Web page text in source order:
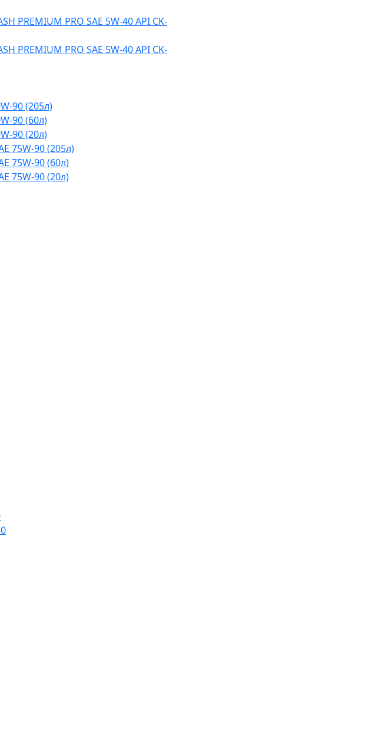
PREMIUM PRO SAE 5W-40 API CK-
PREMIUM PRO SAE 5W-40 API CK-
90 (205л)
90 (60л)
90 (20л)
75W-90 (205л)
75W-90 (60л)
75W-90 (20л)